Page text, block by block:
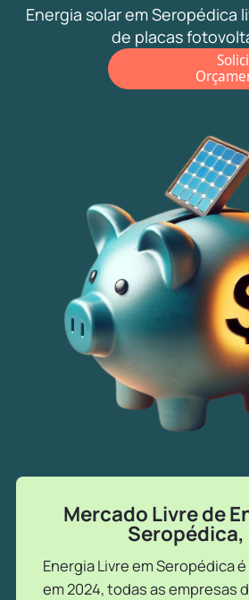
Energia solar em Seropédica
de placas
Mercado Livre de
Seropédica,
Energia Livre em Seropédica
em 2024, todas as empresas